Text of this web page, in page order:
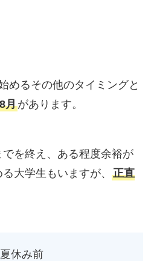
めるその他のタイミングと
月があります。
を終え、ある程度余裕が
大学生もいますが、 正直
休み前